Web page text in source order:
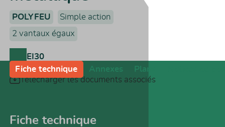
POLYFEU
Simple action
2 vantaux égaux
EI30
Télécharger les documents associés
Fiche technique Annexes Plans
Fiche technique